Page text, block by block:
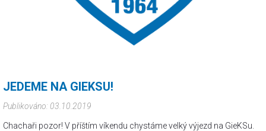
JEDEME NA GIEKSU!
Publikováno: 03.10.2019
Chachaři pozor! V příštím víkendu chystáme velký výjezd na GieKSu.